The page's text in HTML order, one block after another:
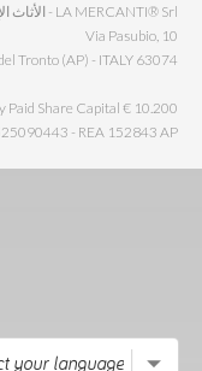
LA MERCANTI® Srl - الأثاث الإيطالي المصمم
Via Pasubio, 10
63074 San Benedetto del Tronto (AP) - ITALY
Paid Share Capital € 10.200
- REA 152843 AP